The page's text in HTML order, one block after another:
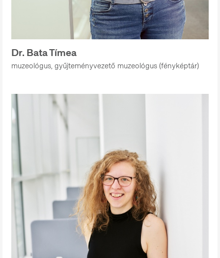
Dr. Bata Tímea
muzeológus, gyűjteményvezető muzeológus (fényképtár)